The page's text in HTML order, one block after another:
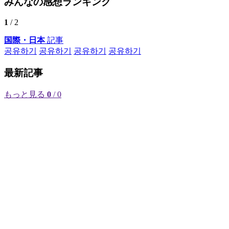
1 / 2
国際・日本記事
공유하기
공유하기 공유하기 공유하기
最新記事
もっと見る 0 / 0